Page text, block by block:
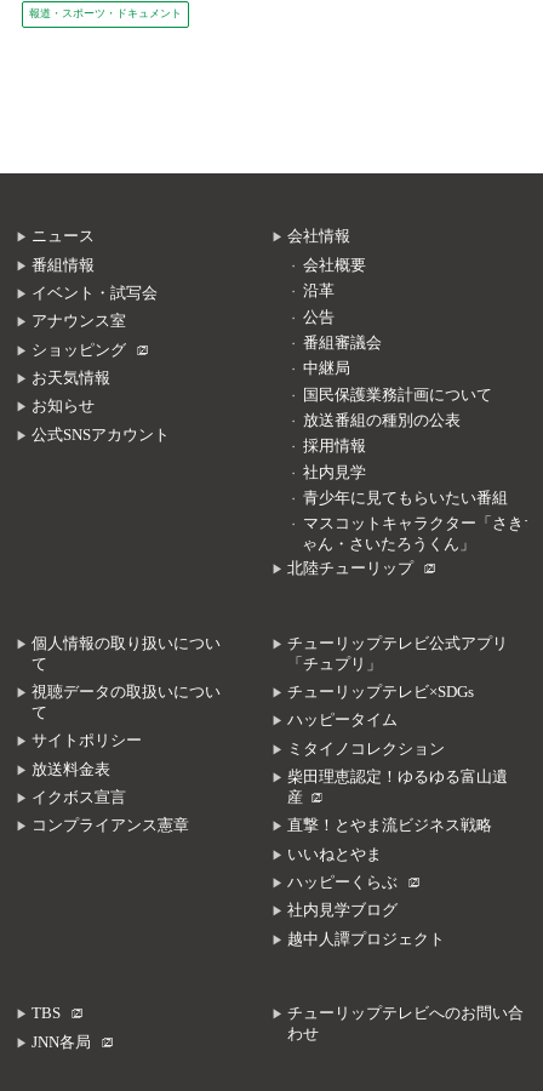
報道・スポーツ・ドキュメント
ニュース
番組情報
イベント・試写会
アナウンス室
ショッピング
お天気情報
お知らせ
公式SNSアカウント
会社情報
会社概要
沿革
公告
番組審議会
中継局
国民保護業務計画について
放送番組の種別の公表
採用情報
社内見学
青少年に見てもらいたい番組
マスコットキャラクター「さきち
ゃん・さいたろうくん」
北陸チューリップ
個人情報の取り扱いについ
て
視聴データの取扱いについ
て
サイトポリシー
放送料金表
イクボス宣言
コンプライアンス憲章
チューリップテレビ公式アプリ
「チュプリ」
チューリップテレビ×SDGs
ハッピータイム
ミタイノコレクション
柴田理恵認定！ゆるゆる富山遺
産
直撃！とやま流ビジネス戦略
いいねとやま
ハッピーくらぶ
社内見学ブログ
越中人譚プロジェクト
TBS
JNN各局
チューリップテレビへのお問い合
わせ